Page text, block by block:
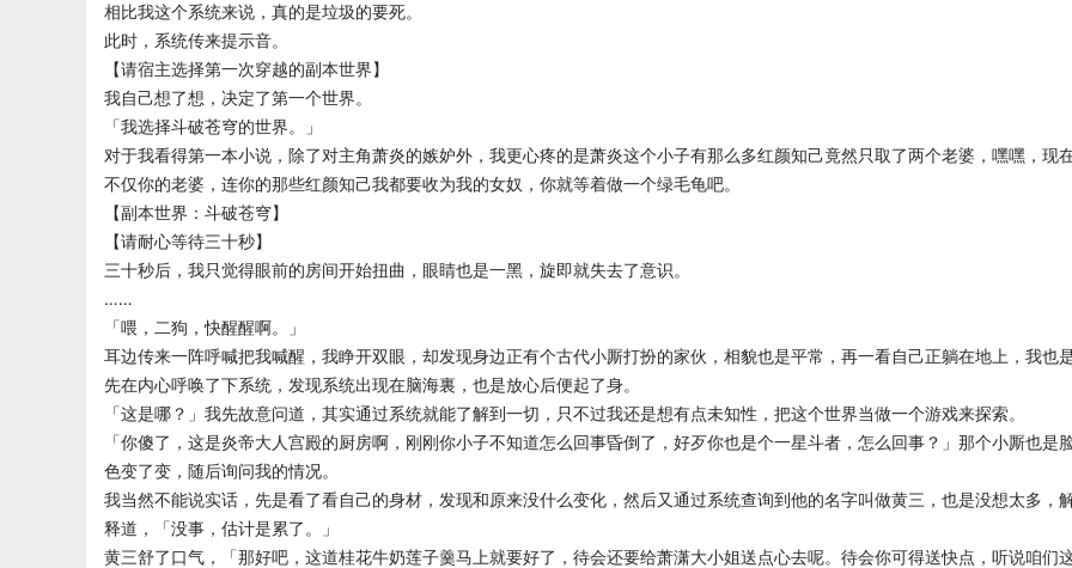
相比我这个系统来说，真的是垃圾的要死。
此时，系统传来提示音。
【请宿主选择第一次穿越的副本世界】
我自己想了想，决定了第一个世界。
「我选择斗破苍穹的世界。」
对于我看得第一本小说，除了对主角萧炎的嫉妒外，我更心疼的是萧炎这个小子有那么多红颜知己竟然只取了两个老婆，嘿嘿，现
不仅你的老婆，连你的那些红颜知己我都要收为我的女奴，你就等着做一个绿毛龟吧。
【副本世界：斗破苍穹】
【请耐心等待三十秒】
三十秒后，我只觉得眼前的房间开始扭曲，眼睛也是一黑，旋即就失去了意识。
……
「喂，二狗，快醒醒啊。」
耳边传来一阵呼喊把我喊醒，我睁开双眼，却发现身边正有个古代小厮打扮的家伙，相貌也是平常，再一看自己正躺在地上，我也
先在内心呼唤了下系统，发现系统出现在脑海裏，也是放心后便起了身。
「这是哪？」我先故意问道，其实通过系统就能了解到一切，只不过我还是想有点未知性，把这个世界当做一个游戏来探索。
「你傻了，这是炎帝大人宫殿的厨房啊，刚刚你小子不知道怎么回事昏倒了，好歹你也是个一星斗者，怎么回事？」那个小厮也是
色变了变，随后询问我的情况。
我当然不能说实话，先是看了看自己的身材，发现和原来没什么变化，然后又通过系统查询到他的名字叫做黄三，也是没想太多，
释道，「没事，估计是累了。」
黄三舒了口气，「那好吧，这道桂花牛奶莲子羹马上就要好了，待会还要给萧潇大小姐送点心去呢。待会你可得送快点，听说咱们